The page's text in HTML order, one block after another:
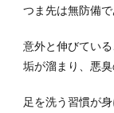
つま先は無防備で
意外と伸びてい
垢が溜まり、悪
足を洗う習慣が